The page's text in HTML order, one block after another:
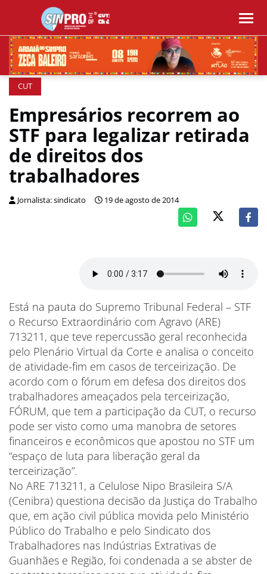
CUT
Empresários recorrem ao
STF para legalizar retirada
de direitos dos
trabalhadores
Jornalista: sindicato 19 de agosto de 2014
Está na pauta do Supremo Tribunal Federal – STF
o Recurso Extraordinário com Agravo (ARE)
713211, que teve repercussão geral reconhecida
pelo Plenário Virtual da Corte e analisa o conceito
de atividade-fim em casos de terceirização. De
acordo com o fórum em defesa dos direitos dos
trabalhadores ameaçados pela terceirização,
FÓRUM, que tem a participação da CUT, o recurso
pode ser visto como uma manobra de setores
financeiros e econômicos que apostou no STF um
“espaço de luta para liberação geral da
terceirização”.
No ARE 713211, a Celulose Nipo Brasileira S/A
(Cenibra) questiona decisão da Justiça do Trabalho
que, em ação civil pública movida pelo Ministério
Público do Trabalho e pelo Sindicato dos
Trabalhadores nas Indústrias Extrativas de
Guanhães e Região, foi condenada a se abster de